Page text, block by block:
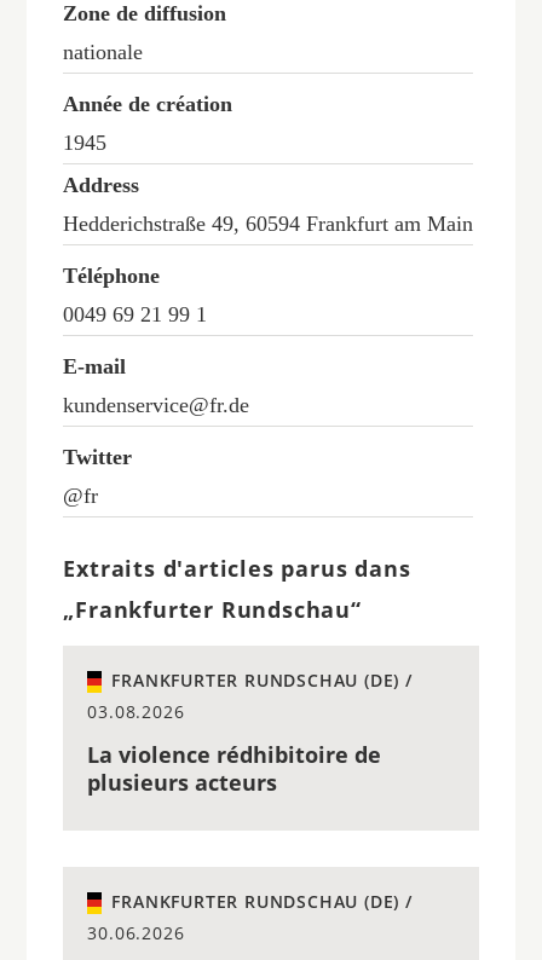
Zone de diffusion
nationale
Année de création
1945
Address
Hedderichstraße 49, 60594 Frankfurt am Main
Téléphone
0049 69 21 99 1
E-mail
kundenservice@fr.de
Twitter
@fr
Extraits d'articles parus dans
„Frankfurter Rundschau“
FRANKFURTER RUNDSCHAU (DE) /
03.08.2026
La violence rédhibitoire de
plusieurs acteurs
FRANKFURTER RUNDSCHAU (DE) /
30.06.2026